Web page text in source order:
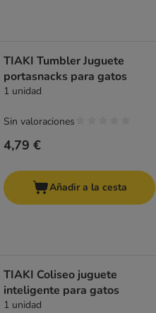
TIAKI Tumbler Juguete
portasnacks para gatos
1 unidad
4,79 €
Sin valoraciones
Añadir a la cesta
TIAKI Coliseo juguete
inteligente para gatos
1 unidad